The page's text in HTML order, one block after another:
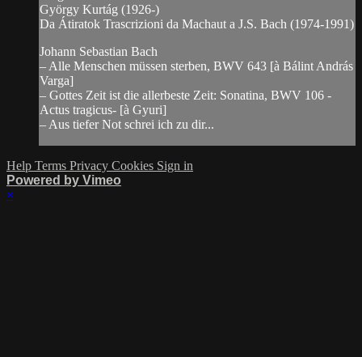
György Kurtág (1926-)
Da Átiratok Trascrizioni da Machaut a J.S. Bach (1974-1991)
Johann Sebastian Bach
– Alle Menschen müssen sterben, BWV 643 [à Bálint András
Varga]
– Gottes Zeit ist die allerbeste Zeit: Sonatina, BWV 106 -
Actus tragicus- [à Gyuri]
– Aus tiefer Not schrei ich zu dir...
Help Terms Privacy Cookies Sign in
Powered by Vimeo
×